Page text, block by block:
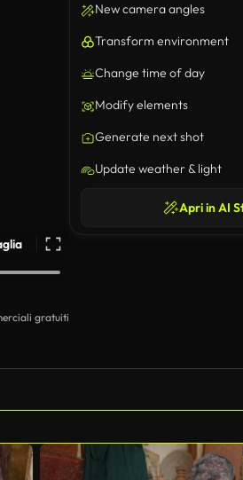
gratuiti
New camera angles
Transform environment
Change time of day
Modify elements
Generate next shot
Update weather & light
Apri in AI